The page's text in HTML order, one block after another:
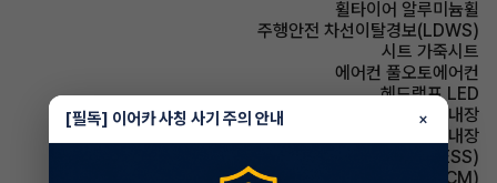
휠타이어 알루미늄휠
주행안전 차선이탈경보(LDWS)
시트 가죽시트
에어컨 풀오토에어컨
헤드램프 LED
룸미러 하이패스 내장
스티어링휠 열선내장
주행안전 급제동경보시스템(ESS)
룸미러 전자식 룸미러(ECM)
[필독] 이어카 사칭 사기 주의 안내 ×